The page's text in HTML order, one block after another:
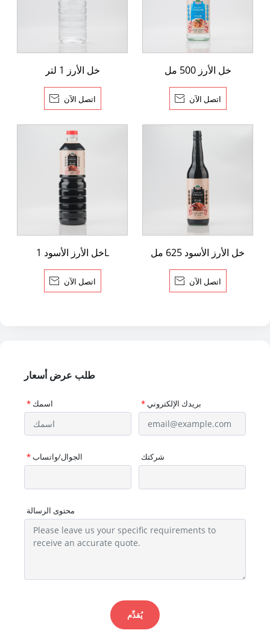
خل الأرز 1 لتر
 اتصل الآن
خل الأرز 500 مل
 اتصل الآن
خل الأرز الأسود 1L
 اتصل الآن
خل الأرز الأسود 625 مل
 اتصل الآن
طلب عرض أسعار
* اسمك * بريدك الإلكتروني
*الجوال/واتساب شركتك
محتوى الرسالة
يُقدِّم